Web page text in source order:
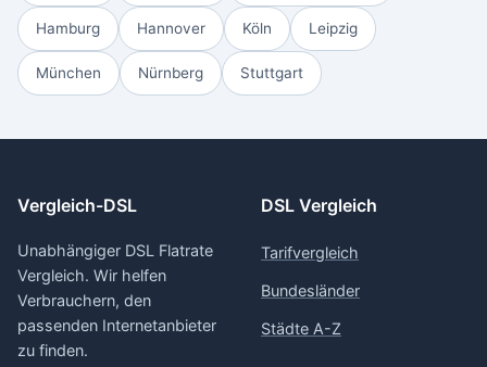
Hamburg Hannover Köln Leipzig
München Nürnberg Stuttgart
Vergleich-DSL
Unabhängiger DSL Flatrate
Vergleich. Wir helfen
Verbrauchern, den
passenden Internetanbieter
zu finden.
DSL Vergleich
Tarifvergleich
Bundesländer
Städte A-Z